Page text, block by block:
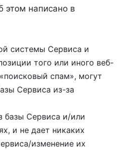
этом написано в
системы Сервиса и
того или иного веб-
спам», могут
Сервиса из-за
базы Сервиса и/или
и не дает никаких
изменение их